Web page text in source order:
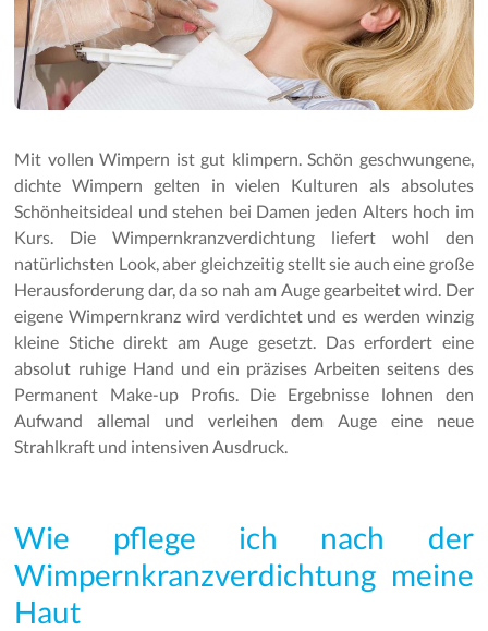
Mit vollen Wimpern ist gut klimpern. Schön geschwungene,
dichte Wimpern gelten in vielen Kulturen als absolutes
Schönheitsideal und stehen bei Damen jeden Alters hoch im
Kurs. Die Wimpernkranzverdichtung liefert wohl den
natürlichsten Look, aber gleichzeitig stellt sie auch eine große
Herausforderung dar, da so nah am Auge gearbeitet wird. Der
eigene Wimpernkranz wird verdichtet und es werden winzig
kleine Stiche direkt am Auge gesetzt. Das erfordert eine
absolut ruhige Hand und ein präzises Arbeiten seitens des
Permanent Make-up Profis. Die Ergebnisse lohnen den
Aufwand allemal und verleihen dem Auge eine neue
Strahlkraft und intensiven Ausdruck.
Wie pflege ich nach der
Wimpernkranzverdichtung meine
Haut